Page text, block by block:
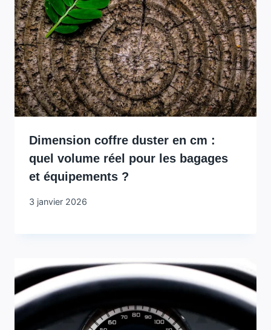
Dimension coffre duster en cm :
quel volume réel pour les bagages
et équipements ?
3 janvier 2026